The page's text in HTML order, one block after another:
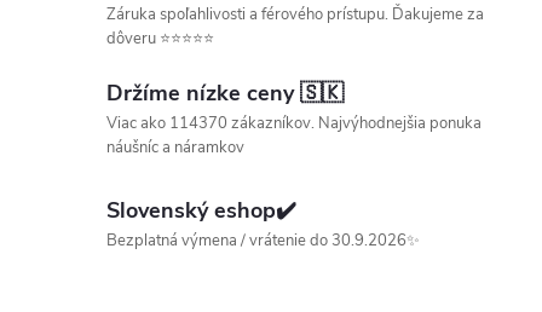
Záruka spoľahlivosti a férového prístupu. Ďakujeme za
dôveru ⭐⭐⭐⭐⭐
Držíme nízke ceny 🇸🇰
Viac ako 114370 zákazníkov. Najvýhodnejšia ponuka
náušníc a náramkov
Slovenský eshop✔️
Bezplatná výmena / vrátenie do 30.9.2026✨